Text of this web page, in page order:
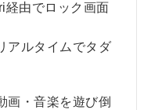
経由でロック画面
アルタイムでタダ
・音楽を遊び倒